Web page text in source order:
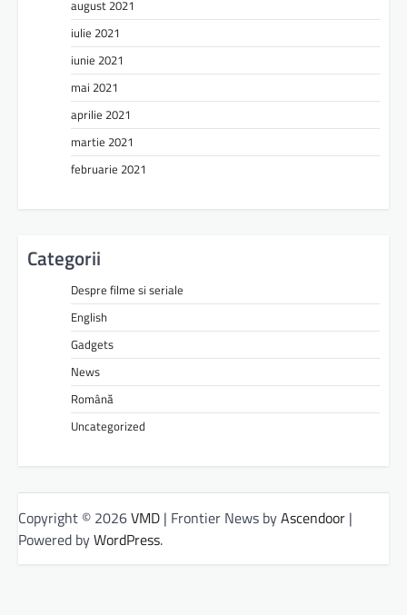
august 2021
iulie 2021
iunie 2021
mai 2021
aprilie 2021
martie 2021
februarie 2021
Categorii
Despre filme si seriale
English
Gadgets
News
Română
Uncategorized
Copyright © 2026VMD | Frontier News byAscendoor |
Powered byWordPress.